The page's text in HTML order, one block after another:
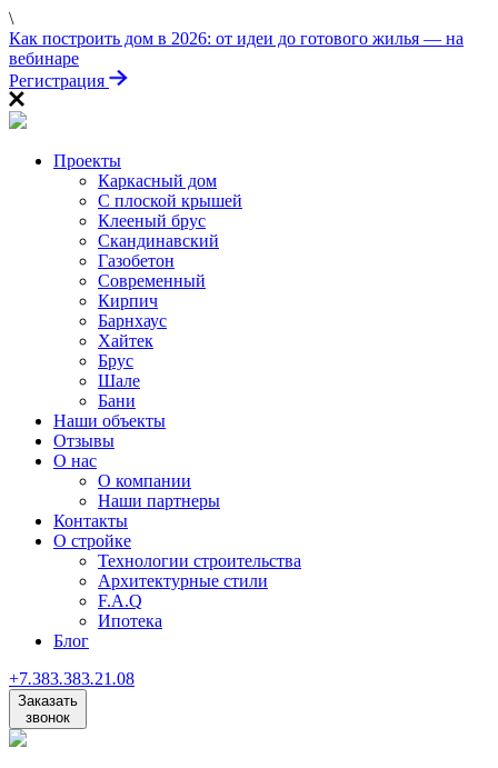
\
Как построить дом в 2026: от идеи до готового жилья — на
вебинаре
Регистрация
Проекты
Каркасный дом
С плоской крышей
Клееный брус
Скандинавский
Газобетон
Современный
Кирпич
Барнхаус
Хайтек
Брус
Шале
Бани
Наши объекты
Отзывы
О нас
О компании
Наши партнеры
Контакты
О стройке
Технологии строительства
Архитектурные стили
F.A.Q
Ипотека
Блог
+7.383.383.21.08
Заказать
звонок
«Заберите выгоду!»